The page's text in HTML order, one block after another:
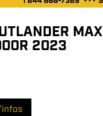
MAX
2023